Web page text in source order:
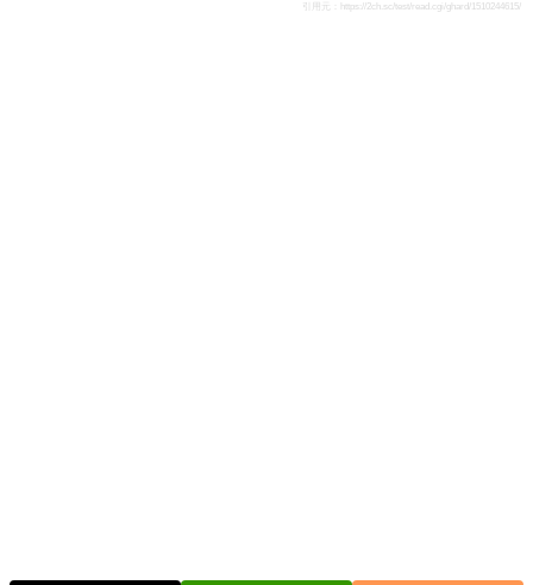
引用元： https://2ch.sc/test/read.cgi/ghard/1510244615/